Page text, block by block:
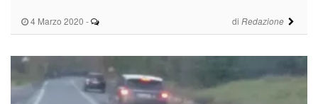
4 Marzo 2020 - di Redazione